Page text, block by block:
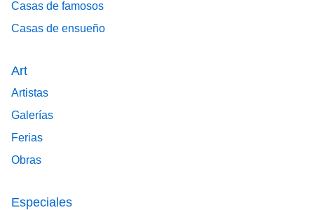
Casas de famosos
Casas de ensueño
Art
Artistas
Galerías
Ferias
Obras
Especiales